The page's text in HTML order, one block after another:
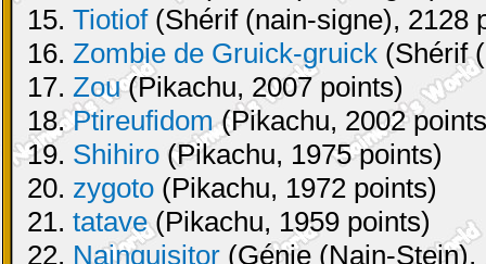
15. Tiotiof(Shérif (nain-signe), 2128
16. Zombie de Gruick-gruick (Shérif
17. Zou(Pikachu, 2007 points)
18.Ptireufidom(Pikachu, 2002
19. Shihiro (Pikachu, 1975 points)
20. zygoto (Pikachu, 1972 points)
21. tatave(Pikachu, 1959 points)
22. Nainquisitor (Génie (Nain-Stein),